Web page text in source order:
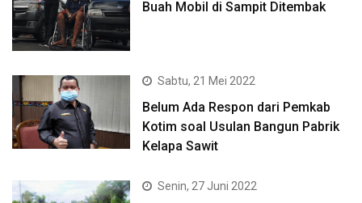
Buah Mobil di Sampit Ditembak
Sabtu, 21 Mei 2022
Belum Ada Respon dari Pemkab
Kotim soal Usulan Bangun Pabrik
Kelapa Sawit
Senin, 27 Juni 2022